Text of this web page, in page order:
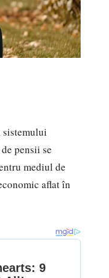
sistemului
pensii se
mediul de
aflat în